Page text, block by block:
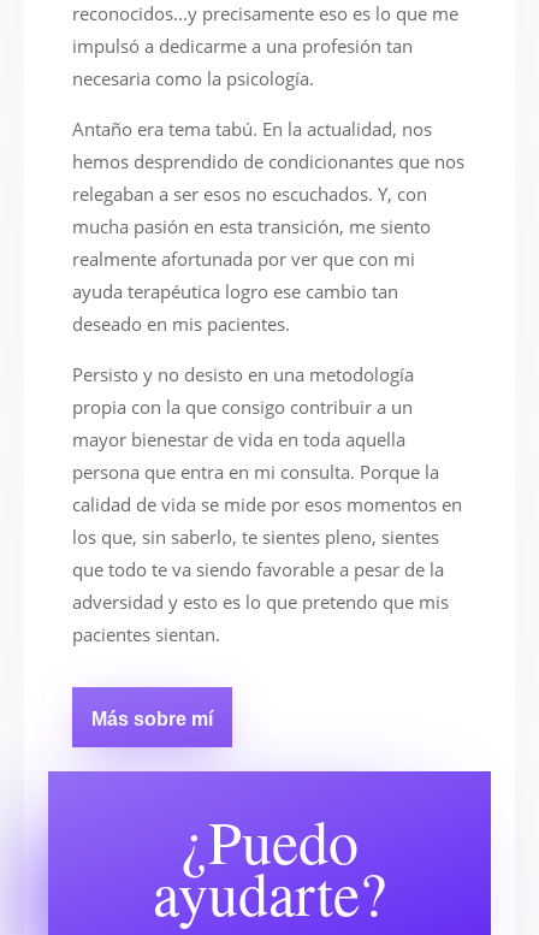
reconocidos...y precisamente eso es lo que me
impulsó a dedicarme a una profesión tan
necesaria como la psicología.
Antaño era tema tabú. En la actualidad, nos
hemos desprendido de condicionantes que nos
relegaban a ser esos no escuchados. Y, con
mucha pasión en esta transición, me siento
realmente afortunada por ver que con mi
ayuda terapéutica logro ese cambio tan
deseado en mis pacientes.
Persisto y no desisto en una metodología
propia con la que consigo contribuir a un
mayor bienestar de vida en toda aquella
persona que entra en mi consulta. Porque la
calidad de vida se mide por esos momentos en
los que, sin saberlo, te sientes pleno, sientes
que todo te va siendo favorable a pesar de la
adversidad y esto es lo que pretendo que mis
pacientes sientan.
Más sobre mí
¿Puedo
ayudarte?